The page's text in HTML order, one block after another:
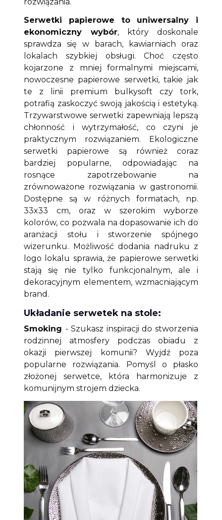
rozwiązania.
Serwetki papierowe to uniwersalny i
ekonomiczny wybór, który doskonale
sprawdza się w barach, kawiarniach oraz
lokalach szybkiej obsługi. Choć często
kojarzone z mniej formalnymi miejscami,
nowoczesne papierowe serwetki, takie jak
te z linii premium bulkysoft czy tork,
potrafią zaskoczyć swoją jakością i estetyką.
Trzywarstwowe serwetki zapewniają lepszą
chłonność i wytrzymałość, co czyni je
praktycznym rozwiązaniem. Ekologiczne
serwetki papierowe są również coraz
bardziej popularne, odpowiadając na
rosnące zapotrzebowanie na
zrównoważone rozwiązania w gastronomii.
Dostępne są w różnych formatach, np.
33x33 cm, oraz w szerokim wyborze
kolorów, co pozwala na dopasowanie ich do
aranżacji stołu i stworzenie spójnego
wizerunku. Możliwość dodania nadruku z
logo lokalu sprawia, że papierowe serwetki
stają się nie tylko funkcjonalnym, ale i
dekoracyjnym elementem, wzmacniającym
brand.
Układanie serwetek na stole:
Smoking - Szukasz inspiracji do stworzenia
rodzinnej atmosfery podczas obiadu z
okazji pierwszej komunii? Wyjdź poza
popularne rozwiązania. Pomyśl o płasko
złożonej serwetce, która harmonizuje z
komunijnym strojem dziecka.